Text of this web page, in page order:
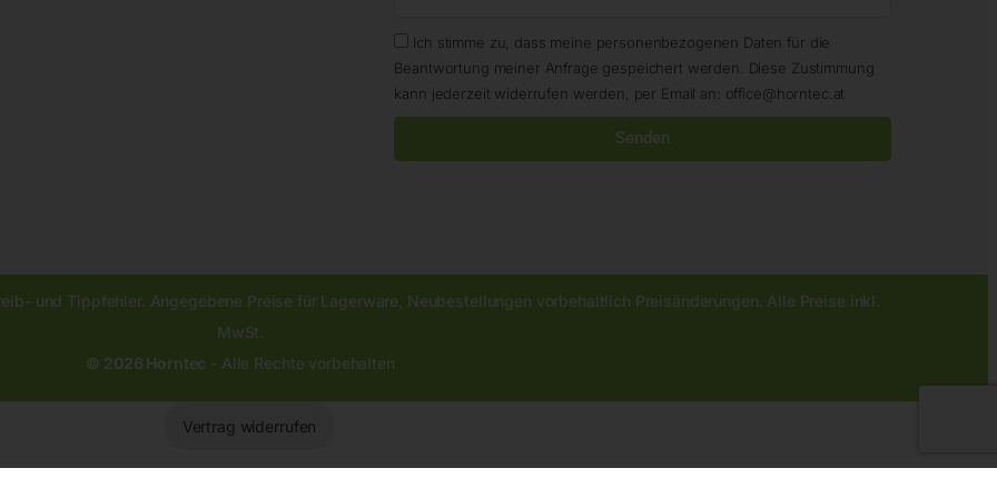
Ich stimme zu, dass meine personenbezogenen Daten für die
Beantwortung meiner Anfrage gespeichert werden. Diese Zustimmung
kann jederzeit widerrufen werden, per Email an: office@horntec.at
Senden
und Tippfehler. Angegebene Preise für Lagerware, Neubestellungen vorbehaltlich Preisänderungen. Alle Preise inkl.
MwSt.
© 2026 Horntec - Alle Rechte vorbehalten
Vertrag widerrufen